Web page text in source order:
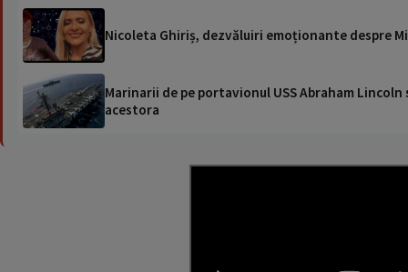
Nicoleta Ghiriș, dezvăluiri emoționante despre
Marinarii de pe portavionul USS Abraham
acestora